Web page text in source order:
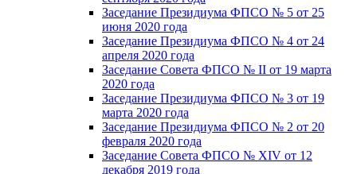
Заседание Президиума ФПСО № 5 от 25
июня 2020 года
Заседание Президиума ФПСО № 4 от 24
апреля 2020 года
Заседание Совета ФПСО № II от 19 марта
2020 года
Заседание Президиума ФПСО № 3 от 19
марта 2020 года
Заседание Президиума ФПСО № 2 от 20
февраля 2020 года
Заседание Совета ФПСО № XIV от 12
декабря 2019 года